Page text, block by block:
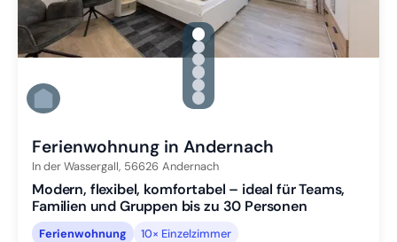
gallery.slide_selector
Zu Slide 1 wechseln
Zu Slide 2 wechseln
Zu Slide 3 wechseln
Zu Slide 4 wechseln
Zu Slide 5 wechseln
Zu Slide 6 wechseln
Ferienwohnung in Andernach
In der Wassergall, 56626 Andernach
Modern, flexibel, komfortabel – ideal für Teams,
Familien und Gruppen bis zu 30 Personen
Ferienwohnung
10× Einzelzimmer